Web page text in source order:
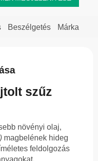
Beszélgetés Márka
szűz
növényi olaj,
magbelének hideg
feldolgozás